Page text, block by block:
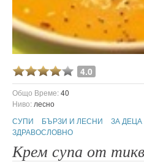
4.0
Общо Време:40
Ниво: лесно
СУПИ
БЪРЗИ И ЛЕСНИ
ЗА ДЕЦА
ЗДРАВОСЛОВНО
Крем супа от